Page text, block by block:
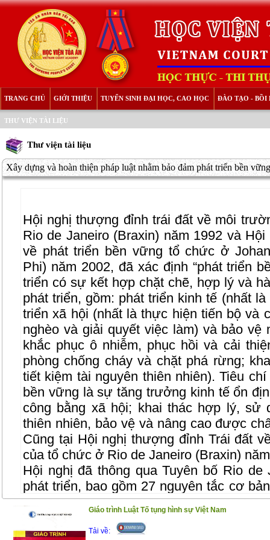
TRANG CHỦ GIỚI THIỆU TUYỂN SINH ĐẠI HỌC, CAO HỌC ĐÀO TẠO - BỒI
THƯ VIỆN TÀI LIỆU
Thư viện tài liệu
Xây dựng và hoàn thiện pháp luật nhằm bảo đảm phát triển bền
Hội nghị thượng đỉnh trái đất về môi
Rio de Janeiro (Braxin) năm 1992 và
về phát triển bền vững tổ chức ở
Phi) năm 2002, đã xác định “phát triển
triển có sự kết hợp chặt chẽ, hợp lý và
phát triển, gồm: phát triển kinh tế (nhất
triển xã hội (nhất là thực hiện tiến bộ và
nghèo và giải quyết việc làm) và bảo
khắc phục ô nhiễm, phục hồi và cải
phòng chống cháy và chặt phá rừng;
tiết kiệm tài nguyên thiên nhiên). Tiêu
bền vững là sự tăng trưởng kinh tế ổn
công bằng xã hội; khai thác hợp lý, sử
thiên nhiên, bảo vệ và nâng cao được
Cũng tại Hội nghị thượng đỉnh Trái đất
của tổ chức ở Rio de Janeiro (Braxin)
Hội nghị đã thông qua Tuyên bố Rio
phát triển, bao gồm 27 nguyên tắc cơ
21 (Agenda 21) về các giải pháp phát
giới trong thế kỷ 21.Giáo trình Luật Tố tụng hình sự Việt Nam
Tải về: